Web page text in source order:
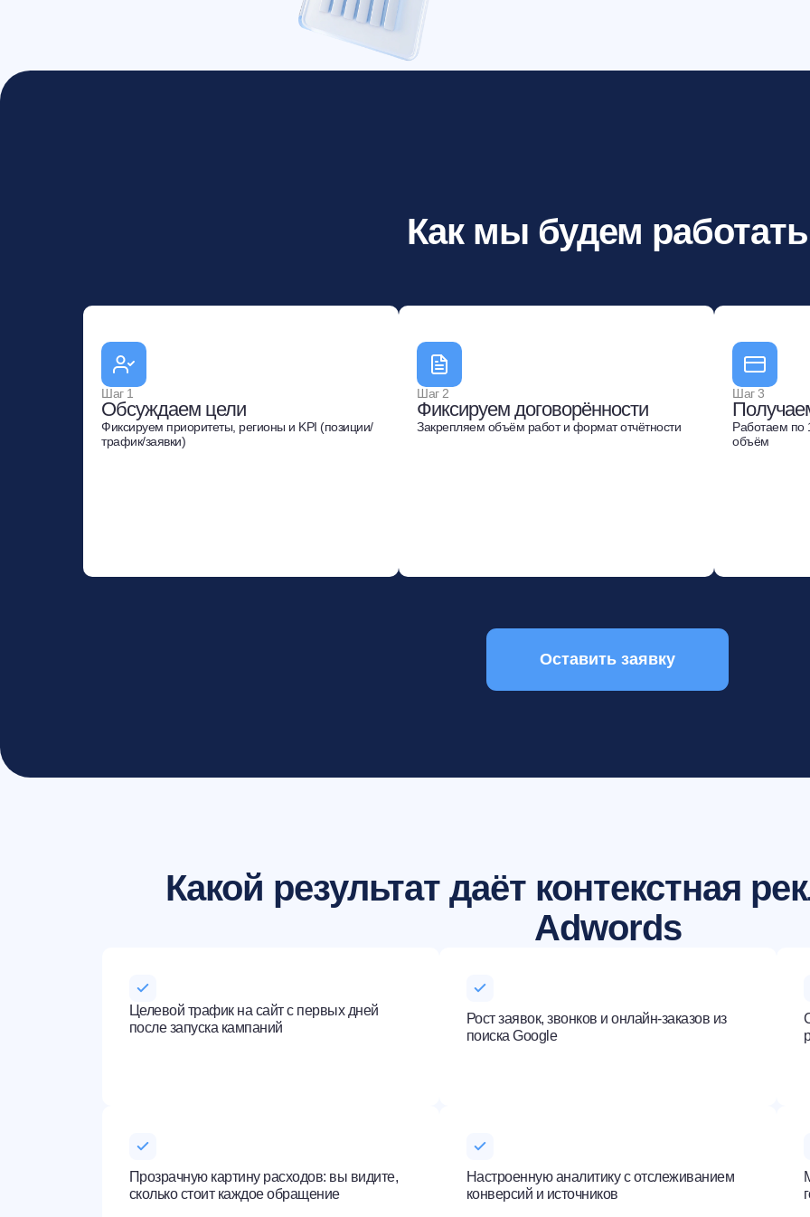
Как мы будем работать
Шаг 1
Обсуждаем цели
Фиксируем приоритеты, регионы и KPI (позиции/
трафик/заявки)
Шаг 2
Фиксируем договорённости
Закрепляем объём работ и формат отчётности
Шаг 3
Работаем по
объём
Какой результат даёт контекстная
Adwords
Целевой трафик на сайт с первых дней
после запуска кампаний
Рост заявок, звонков и онлайн-заказов из
поиска Google
Прозрачную картину расходов: вы видите,
сколько стоит каждое обращение
Настроенную аналитику с отслеживанием
конверсий и источников